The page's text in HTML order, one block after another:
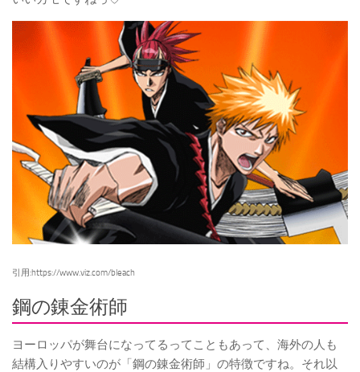
引用:https://www.viz.com/bleach
鋼の錬金術師
ヨーロッパが舞台になってるってこともあって、海外の人も
結構入りやすいのが「鋼の錬金術師」の特徴ですね。それ以